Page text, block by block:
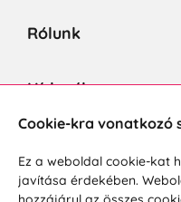
Rólunk
Hírlevél
Hozzájárulok a
Személyes adatok
Cookie-kra vonatkozó
Ez a weboldal cookie-kat
javítása érdekében.